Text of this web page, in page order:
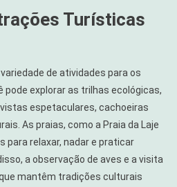
Turísticas
de atividades para os
explorar as trilhas ecológicas,
espetaculares, cachoeiras
As praias, como a Praia da Laje
para relaxar, nadar e praticar
a observação de aves e a visita
mantêm tradições culturais